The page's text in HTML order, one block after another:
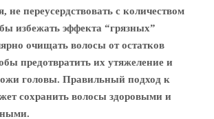
не переусердствовать с количеством
избежать эффекта “грязных”
очищать волосы от остатков
предотвратить их утяжеление и
головы. Правильный подход к
сохранить волосы здоровыми и